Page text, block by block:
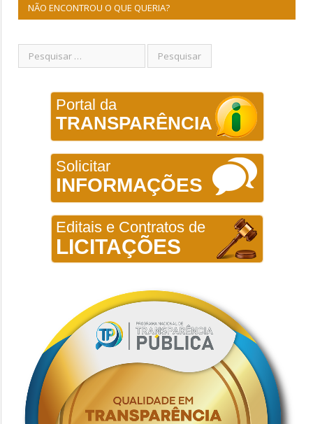
NÃO ENCONTROU O QUE QUERIA?
Portal da
TRANSPARÊNCIA
Solicitar
INFORMAÇÕES
Editais e Contratos de
LICITAÇÕES